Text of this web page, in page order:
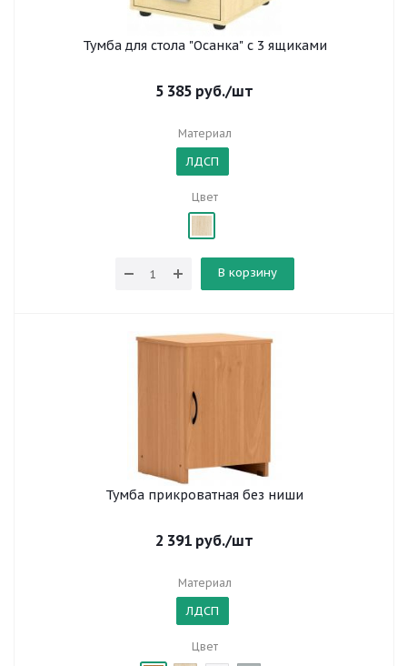
Тумба для стола "Осанка" с 3 ящиками
5 385 руб./шт
Материал
ЛДСП
Цвет
В корзину
Тумба прикроватная без ниши
2 391 руб./шт
Материал
ЛДСП
Цвет